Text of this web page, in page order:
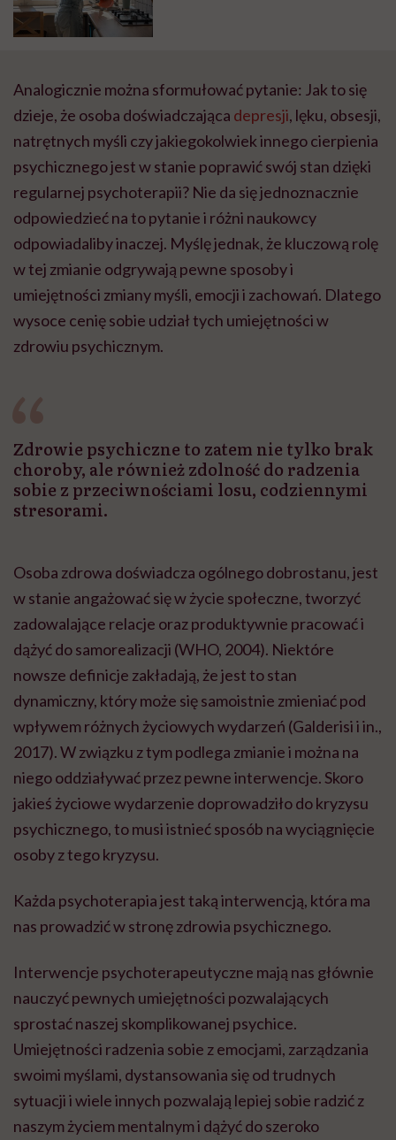
Analogicznie można sformułować pytanie: Jak to się
dzieje, że osoba doświadczająca depresji, lęku, obsesji,
natrętnych myśli czy jakiegokolwiek innego cierpienia
psychicznego jest w stanie poprawić swój stan dzięki
regularnej psychoterapii? Nie da się jednoznacznie
odpowiedzieć na to pytanie i różni naukowcy
odpowiadaliby inaczej. Myślę jednak, że kluczową rolę
w tej zmianie odgrywają pewne sposoby i
umiejętności zmiany myśli, emocji i zachowań. Dlatego
wysoce cenię sobie udział tych umiejętności w
zdrowiu psychicznym.
Zdrowie psychiczne to zatem nie tylko brak
choroby, ale również zdolność do radzenia
sobie z przeciwnościami losu, codziennymi
stresorami.
Osoba zdrowa doświadcza ogólnego dobrostanu, jest
w stanie angażować się w życie społeczne, tworzyć
zadowalające relacje oraz produktywnie pracować i
dążyć do samorealizacji (WHO, 2004). Niektóre
nowsze definicje zakładają, że jest to stan
dynamiczny, który może się samoistnie zmieniać pod
wpływem różnych życiowych wydarzeń (Galderisi i in.,
2017). W związku z tym podlega zmianie i można na
niego oddziaływać przez pewne interwencje. Skoro
jakieś życiowe wydarzenie doprowadziło do kryzysu
psychicznego, to musi istnieć sposób na wyciągnięcie
osoby z tego kryzysu.
Każda psychoterapia jest taką interwencją, która ma
nas prowadzić w stronę zdrowia psychicznego.
Interwencje psychoterapeutyczne mają nas głównie
nauczyć pewnych umiejętności pozwalających
sprostać naszej skomplikowanej psychice.
Umiejętności radzenia sobie z emocjami, zarządzania
swoimi myślami, dystansowania się od trudnych
sytuacji i wiele innych pozwalają lepiej sobie radzić z
naszym życiem mentalnym i dążyć do szeroko